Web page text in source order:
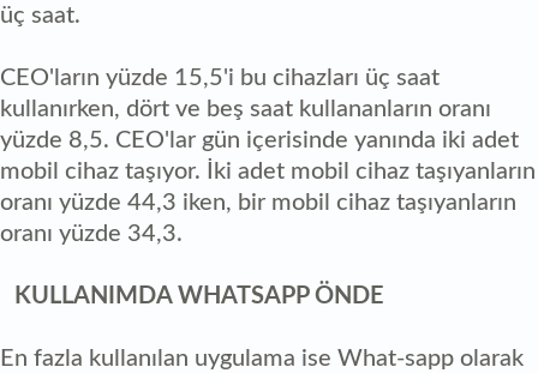
üç saat.
CEO'ların yüzde 15,5'i bu cihazları üç saat
kullanırken, dört ve beş saat kullananların oranı
yüzde 8,5. CEO'lar gün içerisinde yanında iki adet
mobil cihaz taşıyor. İki adet mobil cihaz taşıyanların
oranı yüzde 44,3 iken, bir mobil cihaz taşıyanların
oranı yüzde 34,3.
KULLANIMDA WHATSAPP ÖNDE
En fazla kullanılan uygulama ise What-sapp olarak